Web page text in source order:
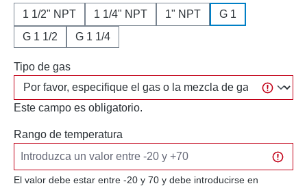
1 1/2" NPT 1 1/4" NPT 1" NPT
G 1
G 1 1/2
G 1 1/4
Tipo de gas
Este campo es obligatorio.
Rango de temperatura
El valor debe estar entre -20 y 70 y debe introducirse en